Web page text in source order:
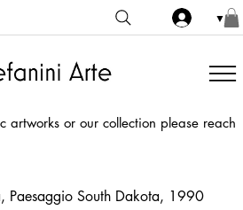
▼
artworks or our collection please reach
Paesaggio South Dakota, 1990